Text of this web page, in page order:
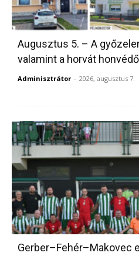
Augusztus 5. – A
valamint a horvát
Adminisztrátor - 2026, augusztus 7.
Gerber–Fehér–Makovec